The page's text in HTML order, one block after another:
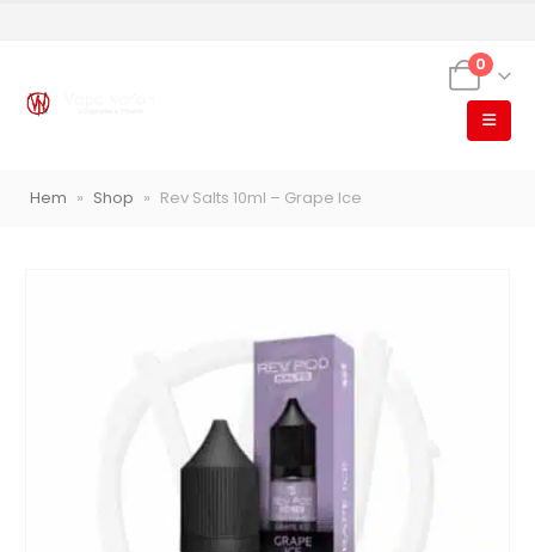
0
Hem » Shop » Rev Salts 10ml – Grape Ice
Hjälp mig välja